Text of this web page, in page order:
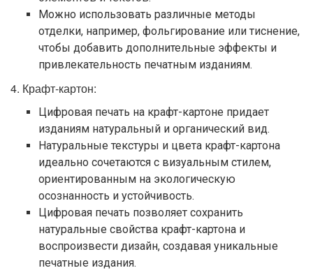
Можно использовать различные методы
отделки, например, фольгирование или тиснение,
чтобы добавить дополнительные эффекты и
привлекательность печатным изданиям.
4. Крафт-картон:
Цифровая печать на крафт-картоне придает
изданиям натуральный и органический вид.
Натуральные текстуры и цвета крафт-картона
идеально сочетаются с визуальным стилем,
ориентированным на экологическую
осознанность и устойчивость.
Цифровая печать позволяет сохранить
натуральные свойства крафт-картона и
воспроизвести дизайн, создавая уникальные
печатные издания.